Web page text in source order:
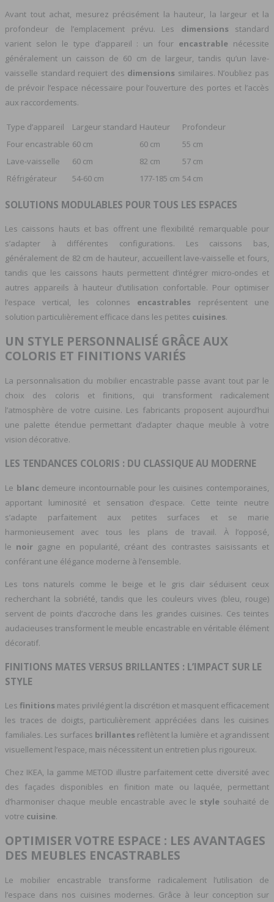
Avant tout achat, mesurez précisément la hauteur, la largeur et la
profondeur de l’emplacement prévu. Les dimensions standard
varient selon le type d’appareil : un four encastrable nécessite
généralement un caisson de 60 cm de largeur, tandis qu’un lave-
vaisselle standard requiert des dimensions similaires. N’oubliez pas
de prévoir l’espace nécessaire pour l’ouverture des portes et l’accès
aux raccordements.
Type d’appareil Largeur standard Hauteur
Profondeur
Four encastrable 60 cm 60 cm
55 cm
Lave-vaisselle
60 cm 82 cm
57 cm
Réfrigérateur
54-60 cm 177-185 cm 54 cm
SOLUTIONS MODULABLES POUR TOUS LES ESPACES
Les caissons hauts et bas offrent une flexibilité remarquable pour
s’adapter à différentes configurations. Les caissons bas,
généralement de 82 cm de hauteur, accueillent lave-vaisselle et fours,
tandis que les caissons hauts permettent d’intégrer micro-ondes et
autres appareils à hauteur d’utilisation confortable. Pour optimiser
l’espace vertical, les colonnes encastrables représentent une
solution particulièrement efficace dans les petites cuisines.
UN STYLE PERSONNALISÉ GRÂCE AUX
COLORIS ET FINITIONS VARIÉS
La personnalisation du mobilier encastrable passe avant tout par le
choix des coloris et finitions, qui transforment radicalement
l’atmosphère de votre cuisine. Les fabricants proposent aujourd’hui
une palette étendue permettant d’adapter chaque meuble à votre
vision décorative.
LES TENDANCES COLORIS : DU CLASSIQUE AU MODERNE
Le blancdemeure incontournable pour les cuisines contemporaines,
apportant luminosité et sensation d’espace. Cette teinte neutre
s’adapte parfaitement aux petites surfaces et se marie
harmonieusement avec tous les plans de travail. À l’opposé,
le noir gagne en popularité, créant des contrastes saisissants et
conférant une élégance moderne à l’ensemble.
Les tons naturels comme le beige et le gris clair séduisent ceux
recherchant la sobriété, tandis que les couleurs vives (bleu, rouge)
servent de points d’accroche dans les grandes cuisines. Ces teintes
audacieuses transforment le meuble encastrable en véritable élément
décoratif.
FINITIONS MATES VERSUS BRILLANTES : L’IMPACT SUR LE
STYLE
Les finitions mates privilégient la discrétion et masquent efficacement
les traces de doigts, particulièrement appréciées dans les cuisines
familiales. Les surfaces brillantes reflètent la lumière et agrandissent
visuellement l’espace, mais nécessitent un entretien plus rigoureux.
Chez IKEA, la gamme METOD illustre parfaitement cette diversité avec
des façades disponibles en finition mate ou laquée, permettant
d’harmoniser chaque meuble encastrable avec le style souhaité de
votre cuisine.
OPTIMISER VOTRE ESPACE : LES AVANTAGES
DES MEUBLES ENCASTRABLES
Le mobilier encastrable transforme radicalement l’utilisation de
l’espace dans nos cuisines modernes. Grâce à leur conception sur